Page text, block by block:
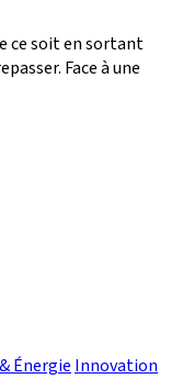
ce soit en sortant
Face à une
Énergie Innovation